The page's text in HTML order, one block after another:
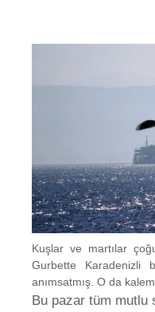
Kuşlar ve martılar
Gurbette Karadenizli
anımsatmış. O da
Bu pazar tüm mutlu